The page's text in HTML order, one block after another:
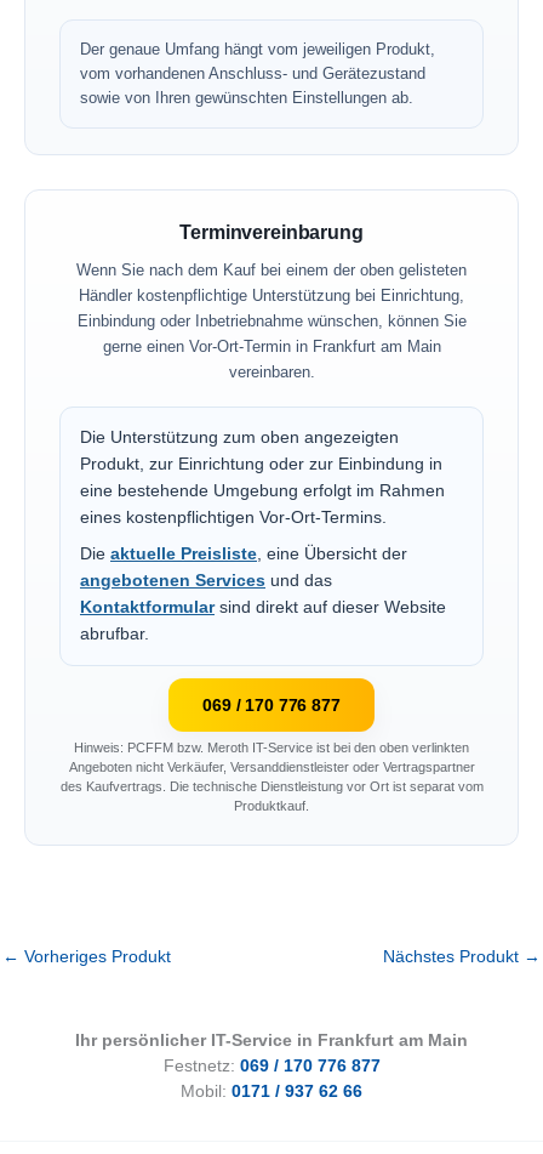
Der genaue Umfang hängt vom jeweiligen Produkt,
vom vorhandenen Anschluss- und Gerätezustand
sowie von Ihren gewünschten Einstellungen ab.
Terminvereinbarung
Wenn Sie nach dem Kauf bei einem der oben gelisteten
Händler kostenpflichtige Unterstützung bei Einrichtung,
Einbindung oder Inbetriebnahme wünschen, können Sie
gerne einen Vor-Ort-Termin in Frankfurt am Main
vereinbaren.
Die Unterstützung zum oben angezeigten
Produkt, zur Einrichtung oder zur Einbindung in
eine bestehende Umgebung erfolgt im Rahmen
eines kostenpflichtigen Vor-Ort-Termins.
Die aktuelle Preisliste, eine Übersicht der
angebotenen Services und das
Kontaktformularsind direkt auf dieser Website
abrufbar.
069 / 170 776 877
Hinweis: PCFFM bzw. Meroth IT-Service ist bei den oben verlinkten
Angeboten nicht Verkäufer, Versanddienstleister oder Vertragspartner
des Kaufvertrags. Die technische Dienstleistung vor Ort ist separat vom
Produktkauf.
← Vorheriges Produkt Nächstes Produkt →
Ihr persönlicher IT-Service in Frankfurt am Main
Festnetz: 069 / 170 776 877
Mobil: 0171 / 937 62 66